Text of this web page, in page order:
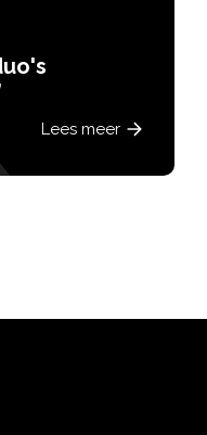
Lees meer